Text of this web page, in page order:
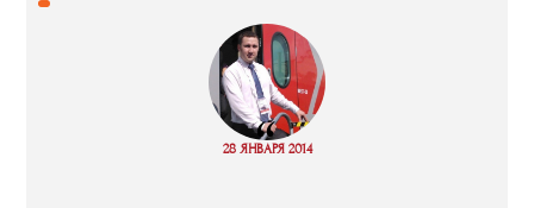
“
28 ЯНВАРЯ 2014
Read